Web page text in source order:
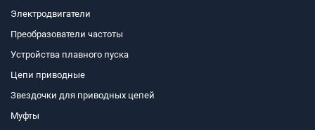
Электродвигатели
Преобразователи частоты
Устройства плавного пуска
Цепи приводные
Звездочки для приводных цепей
Муфты